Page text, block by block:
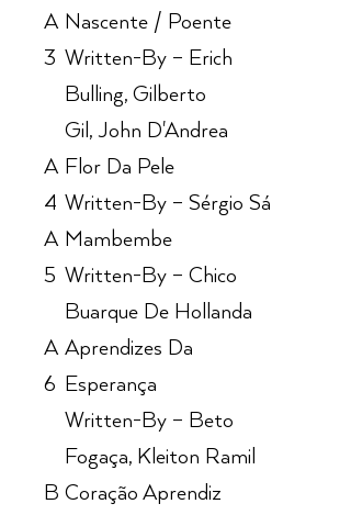
A
3
Nascente / Poente
Written-By – Erich
Bulling, Gilberto
Gil, John D'Andrea
A
4
Flor Da Pele
Written-By – Sérgio Sá
A
5
Mambembe
Written-By – Chico
Buarque De Hollanda
A
6
Aprendizes Da
Esperança
Written-By – Beto
Fogaça, Kleiton Ramil
B Coração Aprendiz